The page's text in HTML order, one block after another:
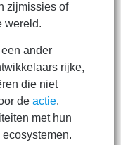
zijmissies of
wereld.
ander
rijke,
die niet
de actie.
met hun